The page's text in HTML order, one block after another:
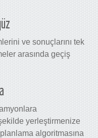
ve sonuçlarını tek
arasında geçiş
yerleştirmenize
algoritmasına